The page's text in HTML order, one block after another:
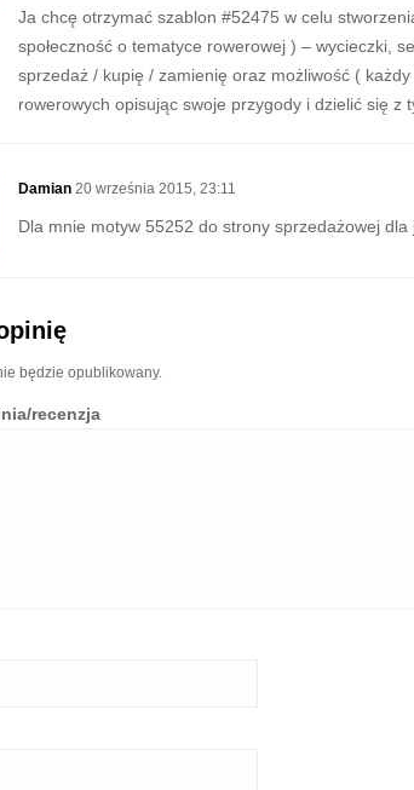
Ja chcę otrzymać szablon #52475 w celu
społeczność o tematyce rowerowej ) – wycieczki,
sprzedaż / kupię / zamienię oraz możliwość (
rowerowych opisując swoje przygody i dzielić się z
Damian 20 września 2015, 23:11
Dla mnie motyw 55252 do strony sprzedażowej
będzie opublikowany.
recenzja